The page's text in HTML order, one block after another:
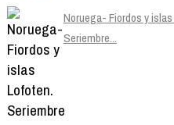
Noruega- Fiordos y
Seriembre...